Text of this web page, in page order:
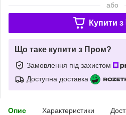
або
Купити з
Що таке купити з Пром?
Замовлення під захистом
Доступна доставка
Опис Характеристики